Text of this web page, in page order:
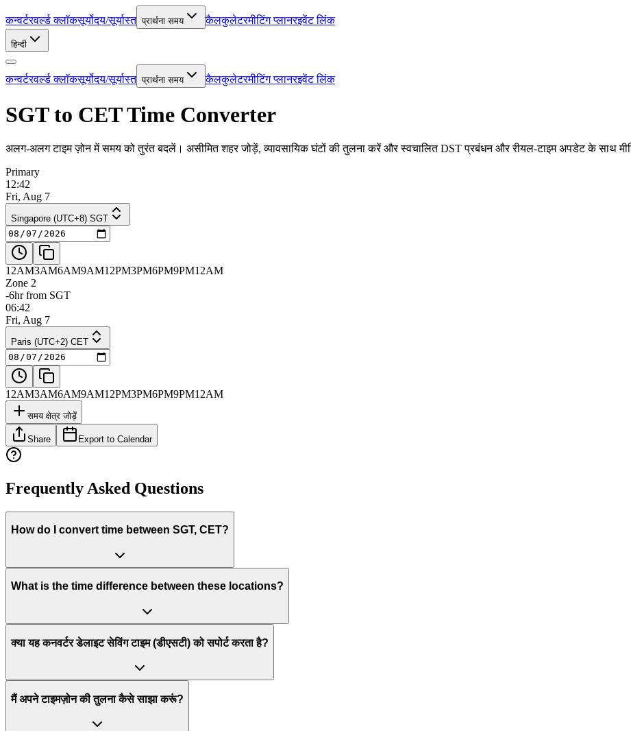
कन्वर्टरवर्ल्ड क्लॉकसूर्योदय/सूर्यास्त प्रार्थना समय कैलकुलेटरमीटिंग प्लानरइवेंट लिंक
हिन्दी
कन्वर्टरवर्ल्ड क्लॉकसूर्योदय/सूर्यास्त प्रार्थना समय कैलकुलेटरमीटिंग प्लानरइवेंट लिंक
SGT to CET Time Converter
अलग-अलग टाइम ज़ोन में समय को तुरंत बदलें। असीमित शहर जोड़ें, व्यावसायिक घंटों की तुलना करें और स्वचालित DST प्रबंधन और रीयल-टाइम अपडेट के साथ
Primary
12:42
Fri, Aug 7
Singapore (UTC+8) SGT
12AM3AM6AM9AM12PM3PM6PM9PM12AM
Zone 2
-6hr from SGT
06:42
Fri, Aug 7
Paris (UTC+2) CET
12AM3AM6AM9AM12PM3PM6PM9PM12AM
समय क्षेत्र जोड़ें
Share Export to Calendar
Frequently Asked Questions
How do I convert time between SGT, CET?
What is the time difference between these locations?
क्या यह कनवर्टर डेलाइट सेविंग टाइम (डीएसटी) को सपोर्ट करता है?
मैं अपने टाइमज़ोन की तुलना कैसे साझा करूं?